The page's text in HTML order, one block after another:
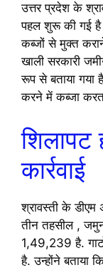
उत्तर प्रदेश के
पहल शुरू की गई है
कब्जों से मुक्त
खाली सरकारी
रूप से बताया गया
करने में कब्जा
शिलापट
कार्रवाई
श्रावस्ती के डीएम
तीन तहसील ,
1,49,239 है.
है. उन्होंने बताया